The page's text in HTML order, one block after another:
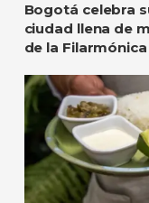
Bogotá celebra
ciudad llena de
de la Filarmónica